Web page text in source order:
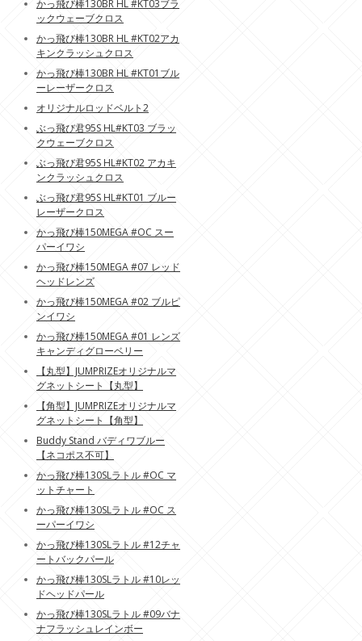
かっ飛び棒130BR HL #KT03ブラ
ックウェーブクロス
かっ飛び棒130BR HL #KT02アカ
キンクラッシュクロス
かっ飛び棒130BR HL #KT01ブル
ーレーザークロス
オリジナルロッドベルト2
ぶっ飛び君95S HL#KT03 ブラッ
クウェーブクロス
ぶっ飛び君95S HL#KT02 アカキ
ンクラッシュクロス
ぶっ飛び君95S HL#KT01 ブルー
レーザークロス
かっ飛び棒150MEGA #OC スー
パーイワシ
かっ飛び棒150MEGA #07 レッド
ヘッドレンズ
かっ飛び棒150MEGA #02 ブルピ
ンイワシ
かっ飛び棒150MEGA #01 レンズ
キャンディグローベリー
【丸型】JUMPRIZEオリジナルマ
グネットシート【丸型】
【角型】JUMPRIZEオリジナルマ
グネットシート【角型】
Buddy Stand バディワブルー
【ネコポス不可】
かっ飛び棒130SLラトル #OC マ
ットチャート
かっ飛び棒130SLラトル #OC ス
ーパーイワシ
かっ飛び棒130SLラトル #12チャ
ートバックパール
かっ飛び棒130SLラトル #10レッ
ドヘッドパール
かっ飛び棒130SLラトル #09バナ
ナフラッシュレインボー